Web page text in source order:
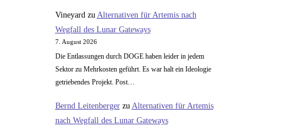
Vineyard zu Alternativen für Artemis nach
Wegfall des Lunar Gateways
7. August 2026
Die Entlassungen durch DOGE haben leider in jedem
Sektor zu Mehrkosten geführt. Es war halt ein Ideologie
getriebendes Projekt. Post…
Bernd Leitenbergerzu Alternativen für Artemis
nach Wegfall des Lunar Gateways